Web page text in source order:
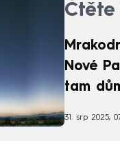
Nové
tam
31. srp 2025,